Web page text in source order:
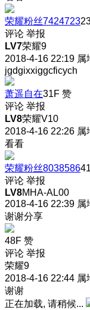
荣耀粉丝7424723
评论 举报
LV7荣耀9
2018-4-16 22:19 属
jgdgixxiggcficych
萧遥自在31F 赞
评论 举报
LV8荣耀V10
2018-4-16 22:26 属
看看
荣耀粉丝8038586
评论 举报
LV8MHA-AL00
2018-4-16 22:39 属
谢谢分享
48F 赞
评论 举报
荣耀9
2018-4-16 22:44 属
谢谢
正在加载, 请稍候...